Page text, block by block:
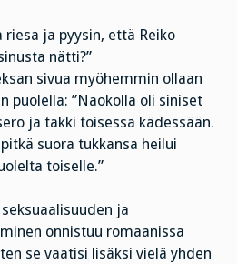
riesa ja pyysin, että Reiko
nätti?”
sivua myöhemmin ollaan
puolella: ”Naokolla oli siniset
ja takki toisessa kädessään.
suora tukkansa heilui
toiselle.”
ja
onnistuu romaanissa
se vaatisi lisäksi vielä yhden